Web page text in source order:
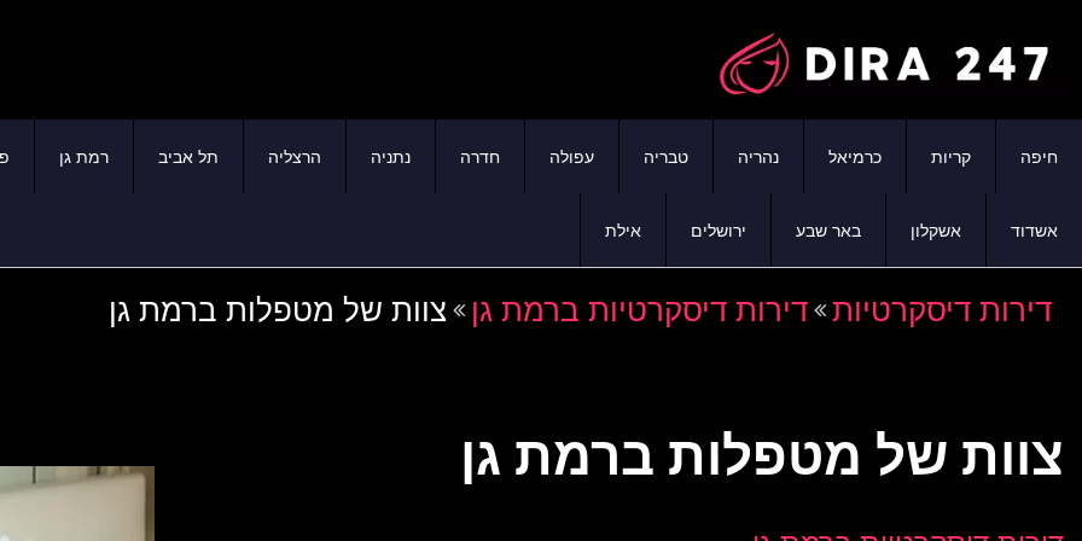
חיפה קריות כרמיאל נהריה טבריה עפולה חדרה נתניה הרצליה תל אביב רמת גן
אשדוד אשקלון באר שבע ירושלים אילת
דירות דיסקרטיות דירות דיסקרטיות ברמת גן צוות של מטפלות ברמת גן
צוות של מטפלות ברמת גן